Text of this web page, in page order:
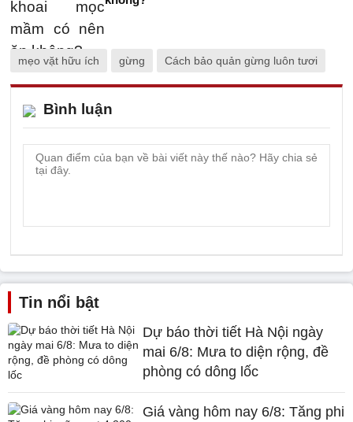
mẹo vặt hữu ích gừng Cách bảo quản gừng luôn tươi
Bình luận
Tin nổi bật
Dự báo thời tiết Hà Nội ngày
mai 6/8: Mưa to diện rộng, đề
phòng có dông lốc
Giá vàng hôm nay 6/8: Tăng phi